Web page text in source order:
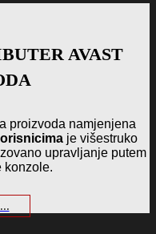
AVAST
proizvoda namjenjena
je višestruko
upravljanje putem
konzole.